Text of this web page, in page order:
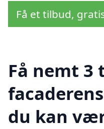
Få et tilbud,
Få nemt 3
du kan